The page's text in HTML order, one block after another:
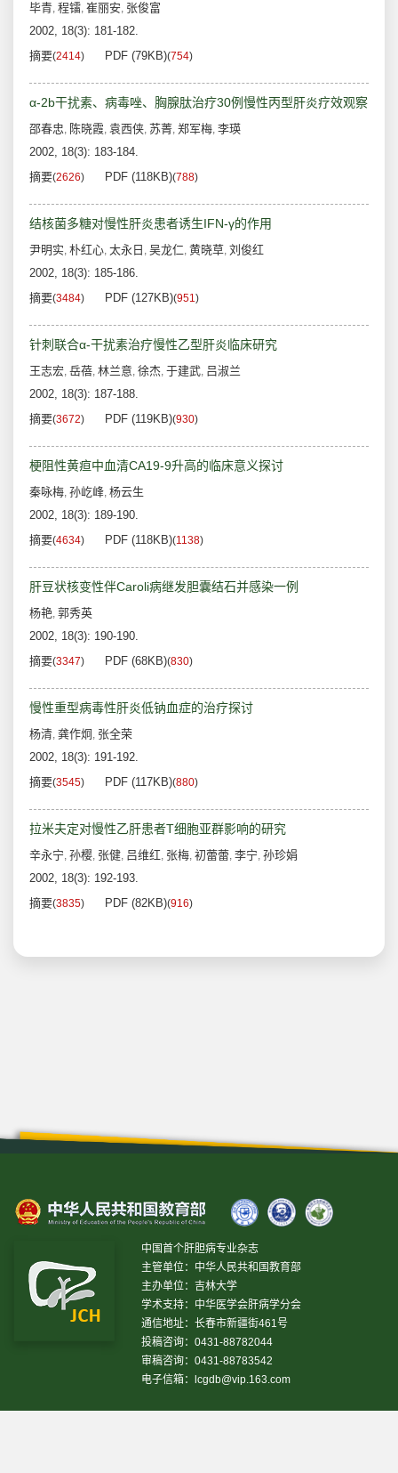
毕青, 程镭, 崔丽安, 张俊富
2002, 18(3): 181-182.
摘要(2414) PDF (79KB)(754)
α-2b干扰素、病毒唑、胸腺肽治疗30例慢性丙型肝炎疗效观察
邵春忠, 陈晓霞, 袁西侠, 苏菁, 郑军梅, 李瑛
2002, 18(3): 183-184.
摘要(2626) PDF (118KB)(788)
结核菌多糖对慢性肝炎患者诱生IFN-γ的作用
尹明实, 朴红心, 太永日 , 吴龙仁, 黄晓草, 刘俊红
2002, 18(3): 185-186.
摘要(3484) PDF (127KB)(951)
针刺联合α-干扰素治疗慢性乙型肝炎临床研究
王志宏, 岳蓓, 林兰意, 徐杰, 于建武, 吕淑兰
2002, 18(3): 187-188.
摘要(3672) PDF (119KB)(930)
梗阻性黄疸中血清CA19-9升高的临床意义探讨
秦咏梅, 孙屹峰, 杨云生
2002, 18(3): 189-190.
摘要(4634) PDF (118KB)(1138)
肝豆状核变性伴Caroli病继发胆囊结石并感染一例
杨艳, 郭秀英
2002, 18(3): 190-190.
摘要(3347) PDF (68KB)(830)
慢性重型病毒性肝炎低钠血症的治疗探讨
杨清, 龚作炯, 张全荣
2002, 18(3): 191-192.
摘要(3545) PDF (117KB)(880)
拉米夫定对慢性乙肝患者T细胞亚群影响的研究
辛永宁, 孙樱, 张健, 吕维红, 张梅, 初蕾蕾, 李宁, 孙珍娟
2002, 18(3): 192-193.
摘要(3835) PDF (82KB)(916)
中国首个肝胆病专业杂志
主管单位：中华人民共和国教育部
主办单位：吉林大学
学术支持：中华医学会肝病学分会
通信地址：长春市新疆街461号
投稿咨询：0431-88782044
审稿咨询：0431-88783542
电子信箱：
lcgdb@vip.163.com